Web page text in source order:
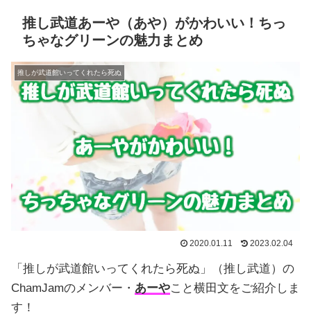
推し武道あーや（あや）がかわいい！ちっ
ちゃなグリーンの魅力まとめ
推しが武道館いってくれたら死ぬ
2020.01.11 2023.02.04
「推しが武道館いってくれたら死ぬ」（推し武道）の
ChamJamのメンバー・ あーやこと横田文をご紹介しま
す！